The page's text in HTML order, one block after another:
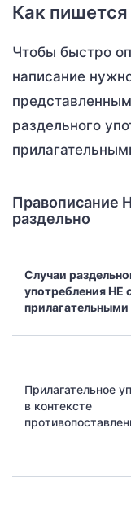
Как
Чтобы быстро
написание
раздельного
Правописание
раздельно
Случаи
употребления НЕ
прилагательными
Прилагательное
в контексте